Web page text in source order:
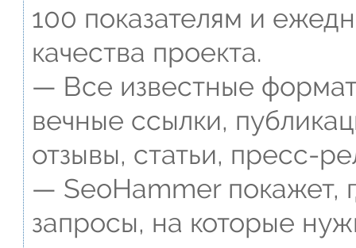
100 показателям и
качества проекта.
— Все известные
вечные ссылки,
отзывы, статьи, пресс-
— SeoHammer покажет,
запросы, на которые